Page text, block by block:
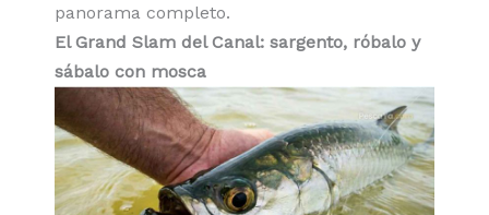
panorama completo.
El Grand Slam del Canal: sargento, róbalo y
sábalo con mosca